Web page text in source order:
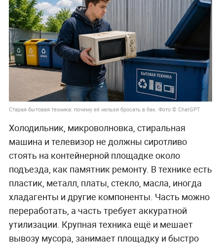
Старая бытовая техника: почему её нельзя бросать в бак. Фото © ChatGPT
Холодильник, микроволновка, стиральная
машина и телевизор не должны сиротливо
стоять на контейнерной площадке около
подъезда, как памятник ремонту. В технике есть
пластик, металл, платы, стекло, масла, иногда
хладагенты и другие компоненты. Часть можно
переработать, а часть требует аккуратной
утилизации. Крупная техника ещё и мешает
вывозу мусора, занимает площадку и быстро